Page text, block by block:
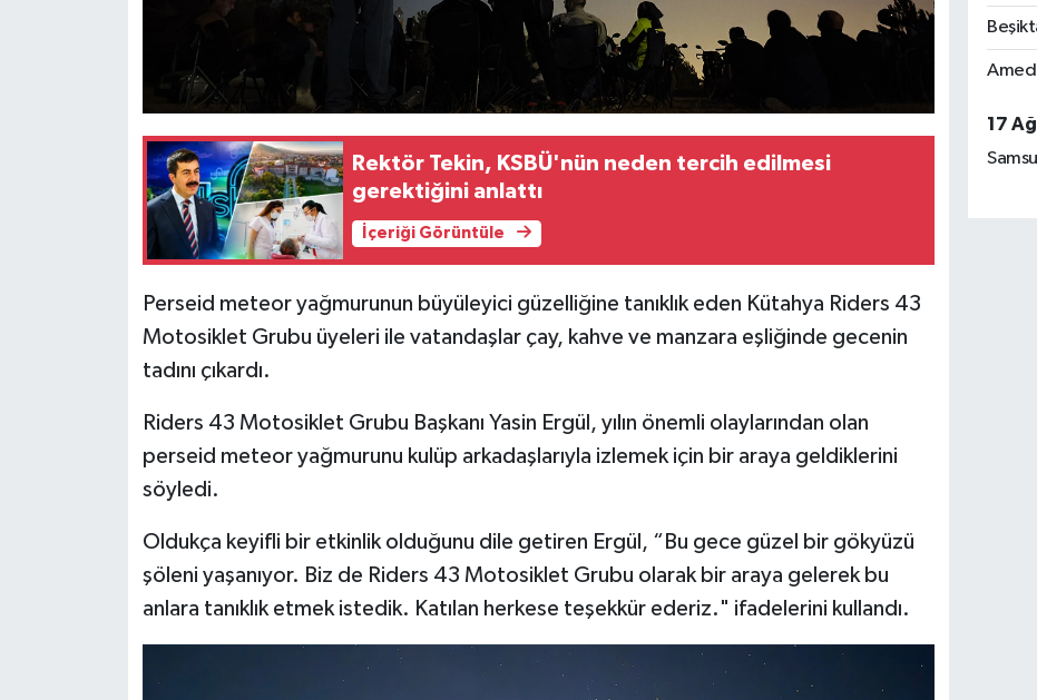
Rektör Tekin, KSBÜ'nün neden tercih edilmesi
gerektiğini anlattı
İçeriği Görüntüle
Perseid meteor yağmurunun büyüleyici güzelliğine tanıklık eden Kütahya Riders 43
Motosiklet Grubu üyeleri ile vatandaşlar çay, kahve ve manzara eşliğinde gecenin
tadını çıkardı.
Riders 43 Motosiklet Grubu Başkanı Yasin Ergül, yılın önemli olaylarından olan
perseid meteor yağmurunu kulüp arkadaşlarıyla izlemek için bir araya geldiklerini
söyledi.
Oldukça keyifli bir etkinlik olduğunu dile getiren Ergül, “Bu gece güzel bir gökyüzü
şöleni yaşanıyor. Biz de Riders 43 Motosiklet Grubu olarak bir araya gelerek bu
anlara tanıklık etmek istedik. Katılan herkese teşekkür ederiz." ifadelerini kullandı.
Amed
17
Video Galeri